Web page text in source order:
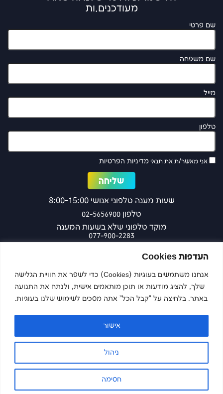
העדפות Cookies
אנחנו משתמשים בעוגיות (Cookies) כדי לשפר את חוויית הגלישה
שלך, להציג מודעות או תוכן מותאמים אישית, ולנתח את התנועה
באתר. בלחיצה על "קבל הכל" אתה מסכים לשימוש שלנו בעוגיות.
ניהול
חסימה
אישור
מעודכנים.ות
שם פרטי
שם משפחה
מייל
טלפון
אני מאשר/ת את תנאי מדיניות הפרטיות
שעות מענה טלפוני אנושי 8:00-15:00
טלפון 02-5656900
מוקד טלפוני שלא בשעות המענה
077-900-2283
צרו קשר
Site byImaginet
הצהרת נגישות
מדיניות פרטיות